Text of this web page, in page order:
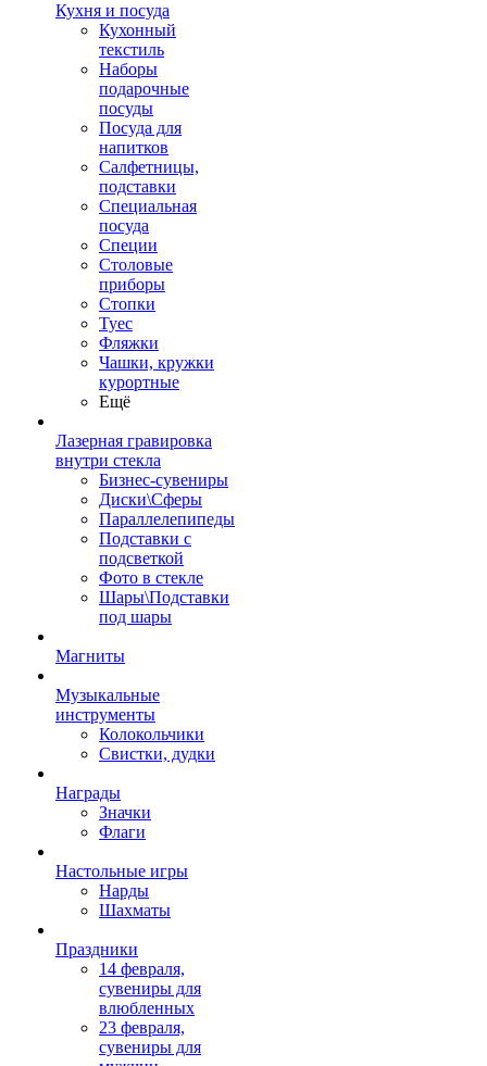
Кухня и посуда
Кухонный
текстиль
Наборы
подарочные
посуды
Посуда для
напитков
Салфетницы,
подставки
Специальная
посуда
Специи
Столовые
приборы
Стопки
Туес
Фляжки
Чашки, кружки
курортные
Ещё
Лазерная гравировка
внутри стекла
Бизнес-сувениры
Диски\Сферы
Параллелепипеды
Подставки с
подсветкой
Фото в стекле
Шары\Подставки
под шары
Магниты
Музыкальные
инструменты
Колокольчики
Свистки, дудки
Награды
Значки
Флаги
Настольные игры
Нарды
Шахматы
Праздники
14 февраля,
сувениры для
влюбленных
23 февраля,
сувениры для